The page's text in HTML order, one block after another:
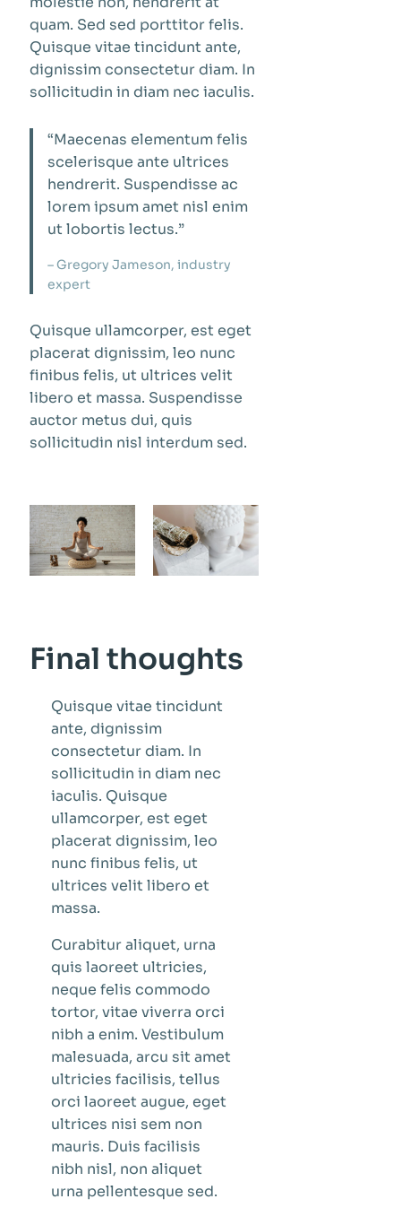
quam. Sed sed porttitor felis.
Quisque vitae tincidunt ante,
dignissim consectetur diam. In
sollicitudin in diam nec iaculis.
“Maecenas elementum felis
scelerisque ante ultrices
hendrerit. Suspendisse ac
lorem ipsum amet nisl enim
ut lobortis lectus.”
– Gregory Jameson, industry
expert
Quisque ullamcorper, est eget
placerat dignissim, leo nunc
finibus felis, ut ultrices velit
libero et massa. Suspendisse
auctor metus dui, quis
sollicitudin nisl interdum sed.
Final thoughts
Quisque vitae tincidunt
ante, dignissim
consectetur diam. In
sollicitudin in diam nec
iaculis. Quisque
ullamcorper, est eget
placerat dignissim, leo
nunc finibus felis, ut
ultrices velit libero et
massa.
Curabitur aliquet, urna
quis laoreet ultricies,
neque felis commodo
tortor, vitae viverra orci
nibh a enim. Vestibulum
malesuada, arcu sit amet
ultricies facilisis, tellus
orci laoreet augue, eget
ultrices nisi sem non
mauris. Duis facilisis
nibh nisl, non aliquet
urna pellentesque sed.